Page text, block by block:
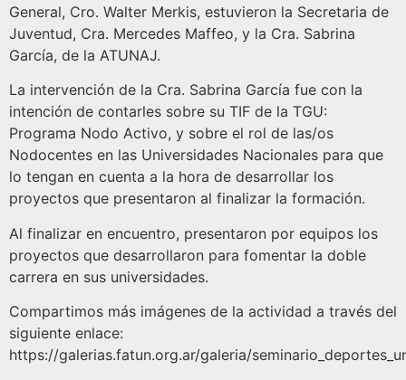
General, Cro. Walter Merkis, estuvieron la Secretaria de
Juventud, Cra. Mercedes Maffeo, y la Cra. Sabrina
García, de la ATUNAJ.
La intervención de la Cra. Sabrina García fue con la
intención de contarles sobre su TIF de la TGU:
Programa Nodo Activo, y sobre el rol de las/os
Nodocentes en las Universidades Nacionales para que
lo tengan en cuenta a la hora de desarrollar los
proyectos que presentaron al finalizar la formación.
Al finalizar en encuentro, presentaron por equipos los
proyectos que desarrollaron para fomentar la doble
carrera en sus universidades.
Compartimos más imágenes de la actividad a través del
siguiente enlace:
https://galerias.fatun.org.ar/galeria/